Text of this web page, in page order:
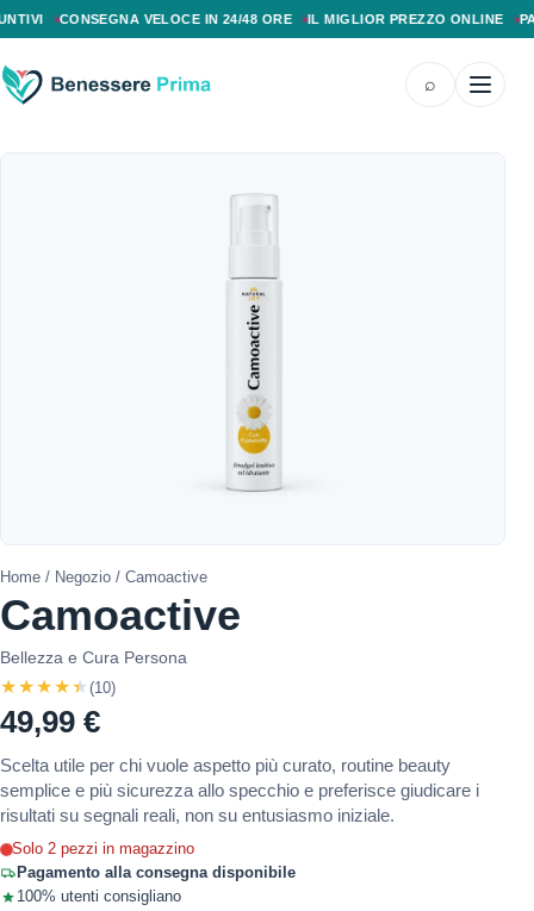
CONSEGNA VELOCE IN 24/48 ORE IL MIGLIOR PREZZO ONLINE
⌕
Home / Negozio / Camoactive
Camoactive
Bellezza e Cura Persona
★★★★★ (10)
49,99 €
Scelta utile per chi vuole aspetto più curato, routine beauty
semplice e più sicurezza allo specchio e preferisce giudicare i
risultati su segnali reali, non su entusiasmo iniziale.
Solo 2 pezzi in magazzino
Pagamento alla consegna disponibile
100% utenti consigliano